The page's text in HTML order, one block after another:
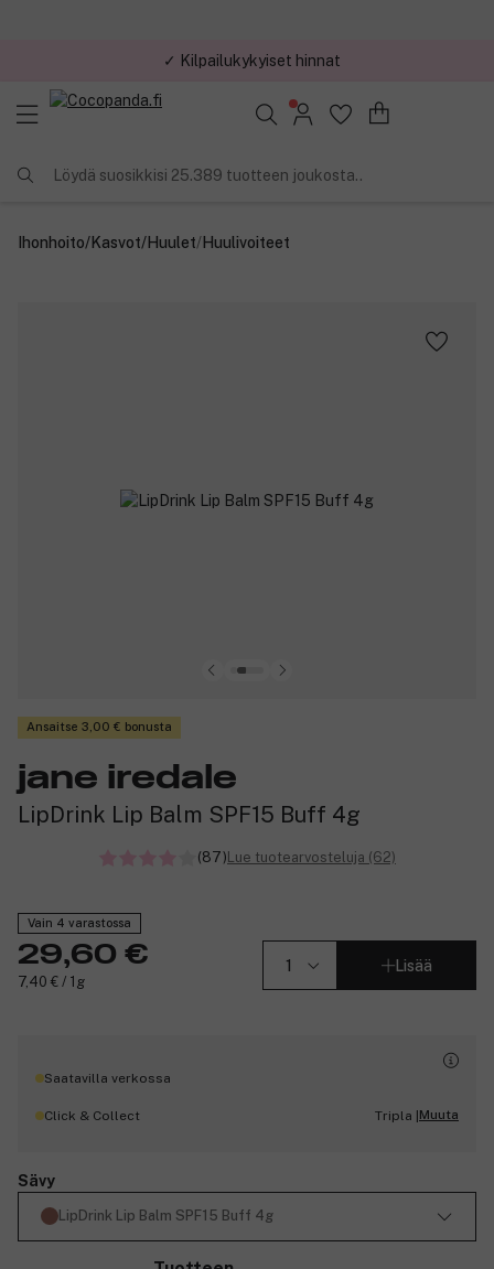
✓ Kilpailukykyiset hinnat
Löydä suosikkisi 25.389 tuotteen joukosta..
Ihonhoito/Kasvot/Huulet/Huulivoiteet
Ansaitse 3,00 € bonusta
jane iredale
LipDrink Lip Balm SPF15 Buff 4g
(87)Lue tuotearvosteluja (62)
Vain 4 varastossa
29,60 €
7,40 € / 1g
Lisää
Saatavilla verkossa
Click & Collect Tripla |Muuta
Sävy
LipDrink Lip Balm SPF15 Buff 4g